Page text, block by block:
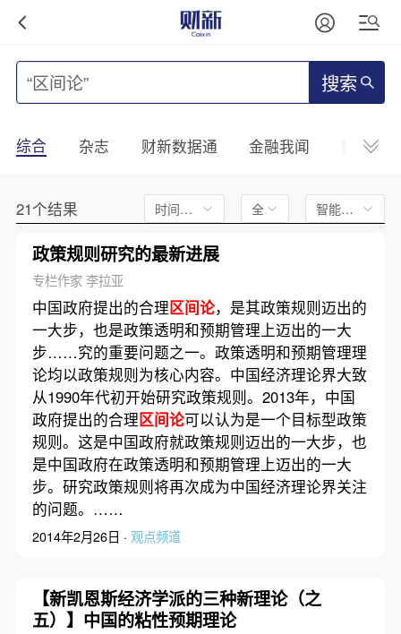
搜索
综合 杂志 财新数据通 金融我闻 财新
21个结果 时间不限 全文 智能排序
政策规则研究的最新进展
专栏作家 李拉亚
中国政府提出的合理区间论，是其政策规则迈出的
一大步，也是政策透明和预期管理上迈出的一大
步……究的重要问题之一。政策透明和预期管理理
论均以政策规则为核心内容。中国经济理论界大致
从1990年代初开始研究政策规则。2013年，中国
政府提出的合理区间论可以认为是一个目标型政策
规则。这是中国政府就政策规则迈出的一大步，也
是中国政府在政策透明和预期管理上迈出的一大
步。研究政策规则将再次成为中国经济理论界关注
的问题。……
2014年2月26日 · 观点频道
【新凯恩斯经济学派的三种新理论（之
五）】中国的粘性预期理论